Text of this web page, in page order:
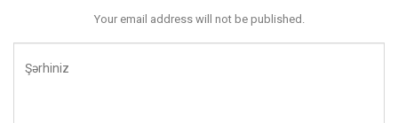
Your email address will not be published.